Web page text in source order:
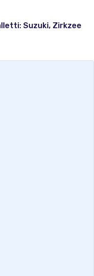
Suzuki, Zirkzee